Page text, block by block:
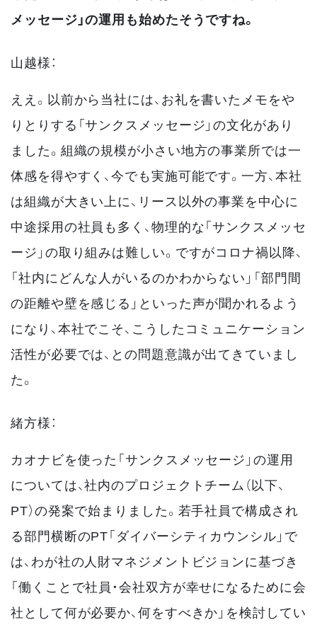
メッセージ」の運用も始めたそうですね。
山越様：
ええ。以前から当社には、お礼を書いたメモをや
りとりする「サンクスメッセージ」の文化があり
ました。組織の規模が小さい地方の事業所では一
体感を得やすく、今でも実施可能です。一方、本社
は組織が大きい上に、リース以外の事業を中心に
中途採用の社員も多く、物理的な「サンクスメッセ
ージ」の取り組みは難しい。ですがコロナ禍以降、
「社内にどんな人がいるのかわからない」「部門間
の距離や壁を感じる」といった声が聞かれるよう
になり、本社でこそ、こうしたコミュニケーション
活性が必要では、との問題意識が出てきていまし
た。
緒方様：
カオナビを使った「サンクスメッセージ」の運用
については、社内のプロジェクトチーム（以下、
PT）の発案で始まりました。若手社員で構成され
る部門横断のPT「ダイバーシティカウンシル」で
は、わが社の人財マネジメントビジョンに基づき
「働くことで社員・会社双方が幸せになるために会
社として何が必要か、何をすべきか」を検討してい